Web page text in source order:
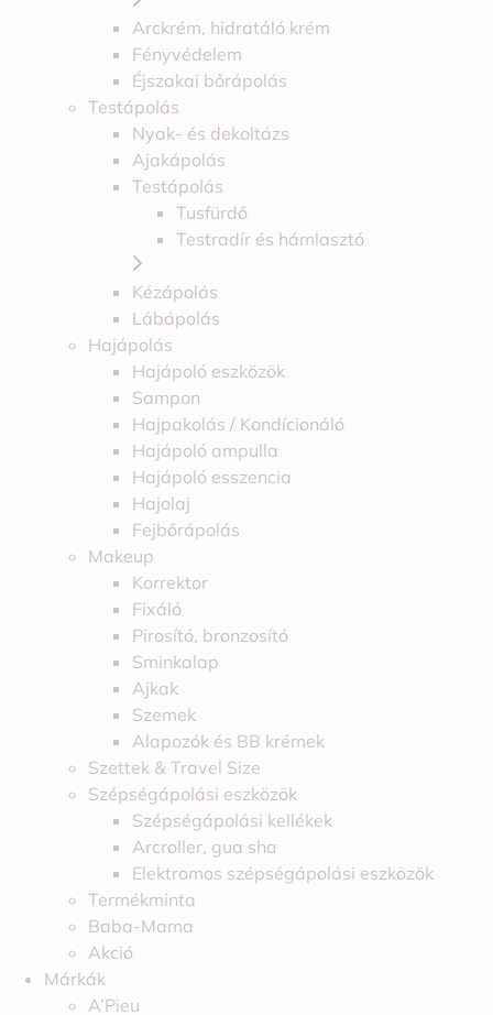
Arckrém, hidratáló krém
Fényvédelem
Éjszakai bőrápolás
Testápolás
Nyak- és dekoltázs
Ajakápolás
Testápolás
Tusfürdő
Testradír és hámlasztó
Kézápolás
Lábápolás
Hajápolás
Hajápoló eszközök
Sampon
Hajpakolás / Kondícionáló
Hajápoló ampulla
Hajápoló esszencia
Hajolaj
Fejbőrápolás
Makeup
Korrektor
Fixáló
Pirosító, bronzosító
Sminkalap
Ajkak
Szemek
Alapozók és BB krémek
Szettek & Travel Size
Szépségápolási eszközök
Szépségápolási kellékek
Arcroller, gua sha
Elektromos szépségápolási eszközök
Termékminta
Baba-Mama
Akció
Márkák
A’Pieu